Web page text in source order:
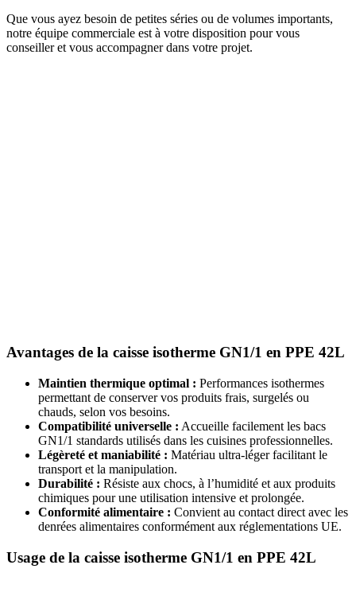
Que vous ayez besoin de petites séries ou de volumes importants,
notre équipe commerciale est à votre disposition pour vous
conseiller et vous accompagner dans votre projet.
Avantages de la caisse isotherme GN1/1 en PPE 42L
Maintien thermique optimal : Performances isothermes
permettant de conserver vos produits frais, surgelés ou
chauds, selon vos besoins.
Compatibilité universelle : Accueille facilement les bacs
GN1/1 standards utilisés dans les cuisines professionnelles.
Légèreté et maniabilité : Matériau ultra-léger facilitant le
transport et la manipulation.
Durabilité : Résiste aux chocs, à l’humidité et aux produits
chimiques pour une utilisation intensive et prolongée.
Conformité alimentaire : Convient au contact direct avec les
denrées alimentaires conformément aux réglementations UE.
Usage de la caisse isotherme GN1/1 en PPE 42L